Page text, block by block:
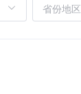
省份地区